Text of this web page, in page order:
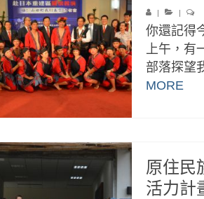
你還記得
上午，有
部落探望
MORE
原住民
活力計